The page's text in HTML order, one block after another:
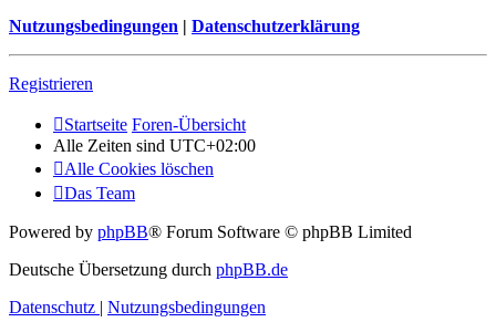
Nutzungsbedingungen | Datenschutzerklärung
Registrieren
Startseite Foren-Übersicht
Alle Zeiten sind UTC+02:00
Alle Cookies löschen
Das Team
Powered by phpBB® Forum Software © phpBB Limited
Deutsche Übersetzung durch phpBB.de
Datenschutz | Nutzungsbedingungen